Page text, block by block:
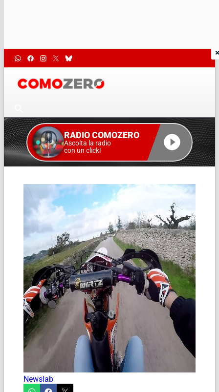
RADIO COMOZERO
Ascolta la radio
con un click!
Newslab